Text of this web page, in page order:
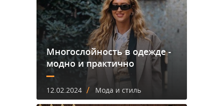
Многослойность в одежде -
модно и практично
12.02.2024 / Мода и стиль